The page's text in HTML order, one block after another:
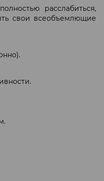
расслабиться,
свои всеобъемлющие